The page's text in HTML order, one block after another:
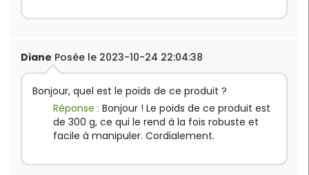
Diane Posée le 2023-10-24 22:04:38
Bonjour, quel est le poids de ce produit ?
Réponse : Bonjour ! Le poids de ce produit est
de 300 g, ce qui le rend à la fois robuste et
facile à manipuler. Cordialement.